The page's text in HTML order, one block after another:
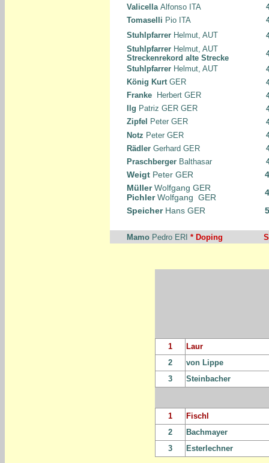
Valicella Alfonso ITA
Tomaselli Pio ITA
Stuhlpfarrer Helmut, AUT
Stuhlpfarrer Helmut, AUT
Streckenrekord alte Strecke
Stuhlpfarrer Helmut, AUT
König Kurt GER
Franke Herbert GER
Ilg Patriz GER GER
Zipfel
Peter GER
Notz Peter GER
Rädler Gerhard GER
Praschberger Balthasar
Weigt Peter GER
MüllerWolfgang GER
PichlerWolfgang GER
SpeicherHans GER
Mamo Pedro ERI * Doping
1
Laur
2
von Lippe
3
Steinbacher
1
Fischl
2
Bachmayer
3
Esterlechner